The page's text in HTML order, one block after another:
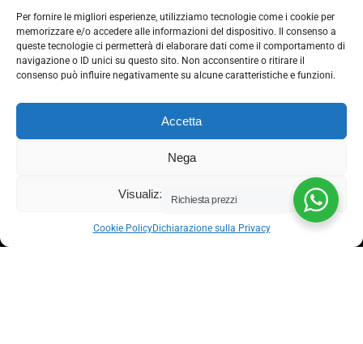
Per fornire le migliori esperienze, utilizziamo tecnologie come i cookie per
memorizzare e/o accedere alle informazioni del dispositivo. Il consenso a
queste tecnologie ci permetterà di elaborare dati come il comportamento di
navigazione o ID unici su questo sito. Non acconsentire o ritirare il
consenso può influire negativamente su alcune caratteristiche e funzioni.
Accetta
Nega
Visualizza le preferenze
Cookie PolicyDichiarazione sulla Privacy
Via nazionale 357, Nocera Superiore 84015​
Richiesta prezzi